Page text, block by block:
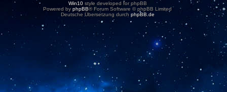
Win10style developed for phpBB
Powered by phpBB® Forum Software © phpBB Limited
Deutsche Übersetzung durch phpBB.de